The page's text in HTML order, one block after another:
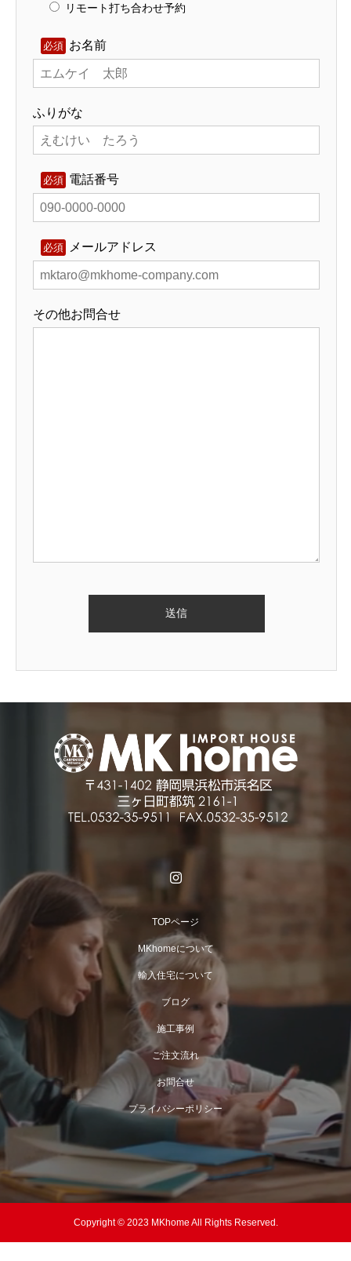
リモート打ち合わせ予約
必須 お名前
ふりがな
必須 電話番号
必須 メールアドレス
その他お問合せ
TOPページ
MKhomeについて
輸入住宅について
ブログ
施工事例
ご注文流れ
お問合せ
プライバシーポリシー
Copyright © 2023 MKhome All Rights Reserved.